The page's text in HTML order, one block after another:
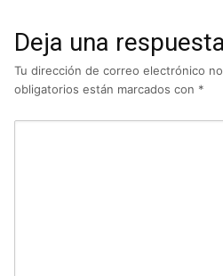
Deja una respuesta
Tu dirección de correo electrónico
obligatorios están marcados con *